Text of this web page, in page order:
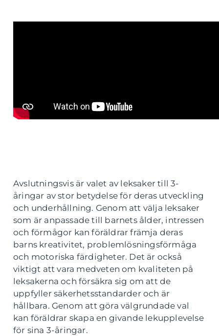
Avslutningsvis är valet av leksaker till 3-
åringar av stor betydelse för deras utveckling
och underhållning. Genom att välja leksaker
som är anpassade till barnets ålder, intressen
och förmågor kan föräldrar främja deras
barns kreativitet, problemlösningsförmåga
och motoriska färdigheter. Det är också
viktigt att vara medveten om kvaliteten på
leksakerna och försäkra sig om att de
uppfyller säkerhetsstandarder och är
hållbara. Genom att göra välgrundade val
kan föräldrar skapa en givande lekupplevelse
för sina 3-åringar.